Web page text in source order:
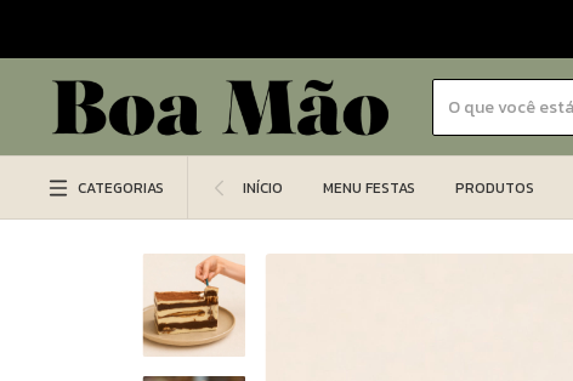
CATEGORIAS INÍCIO MENU FESTAS PRODUTOS